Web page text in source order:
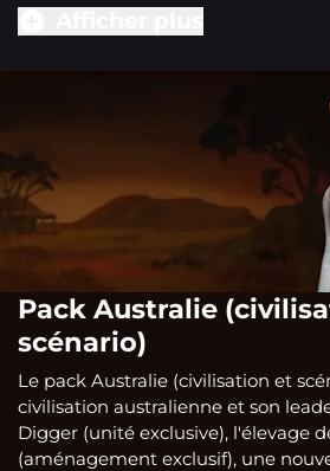
Pack Australie
scénario)
Le pack Australie (civilisation et
civilisation australienne et son
Digger (unité exclusive), l'élevage
(aménagement exclusif), une